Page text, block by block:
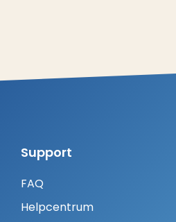
Support
FAQ
Helpcentrum